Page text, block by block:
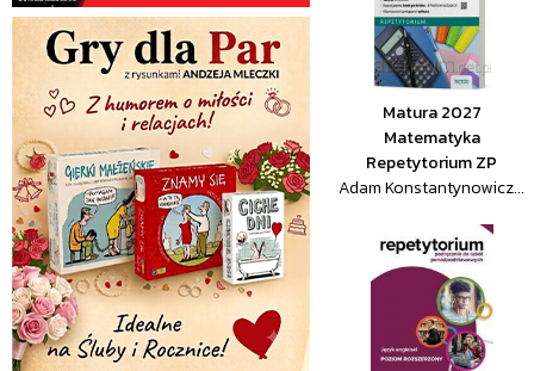
Matura 2027
Matematyka
Repetytorium ZP
Adam Konstantynowicz...